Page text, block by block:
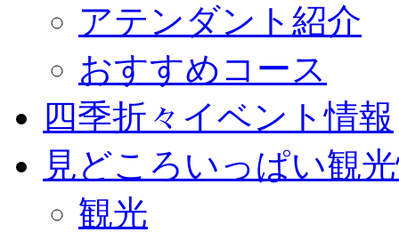
アテンダント紹介
おすすめコース
四季折々イベント情報
見どころいっぱい観
観光